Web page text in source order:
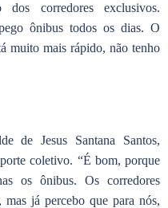
corredores exclusivos.
ônibus todos os dias. O
muito mais rápido, não tenho
de Jesus Santana Santos,
coletivo. “É bom, porque
os ônibus. Os corredores
mas já percebo que para nós,